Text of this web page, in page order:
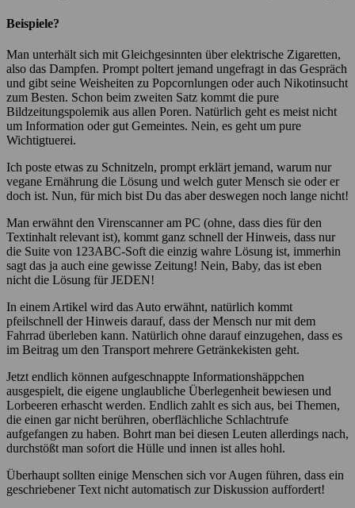
Beispiele?
Man unterhält sich mit Gleichgesinnten über elektrische Zigaretten,
also das Dampfen. Prompt poltert jemand ungefragt in das Gespräch
und gibt seine Weisheiten zu Popcornlungen oder auch Nikotinsucht
zum Besten. Schon beim zweiten Satz kommt die pure
Bildzeitungspolemik aus allen Poren. Natürlich geht es meist nicht
um Information oder gut Gemeintes. Nein, es geht um pure
Wichtigtuerei.
Ich poste etwas zu Schnitzeln, prompt erklärt jemand, warum nur
vegane Ernährung die Lösung und welch guter Mensch sie oder er
doch ist. Nun, für mich bist Du das aber deswegen noch lange nicht!
Man erwähnt den Virenscanner am PC (ohne, dass dies für den
Textinhalt relevant ist), kommt ganz schnell der Hinweis, dass nur
die Suite von 123ABC-Soft die einzig wahre Lösung ist, immerhin
sagt das ja auch eine gewisse Zeitung! Nein, Baby, das ist eben
nicht die Lösung für JEDEN!
In einem Artikel wird das Auto erwähnt, natürlich kommt
pfeilschnell der Hinweis darauf, dass der Mensch nur mit dem
Fahrrad überleben kann. Natürlich ohne darauf einzugehen, dass es
im Beitrag um den Transport mehrere Getränkekisten geht.
Jetzt endlich können aufgeschnappte Informationshäppchen
ausgespielt, die eigene unglaubliche Überlegenheit bewiesen und
Lorbeeren erhascht werden. Endlich zahlt es sich aus, bei Themen,
die einen gar nicht berühren, oberflächliche Schlachtrufe
aufgefangen zu haben. Bohrt man bei diesen Leuten allerdings nach,
durchstößt man sofort die Hülle und innen ist alles hohl.
Überhaupt sollten einige Menschen sich vor Augen führen, dass ein
geschriebener Text nicht automatisch zur Diskussion auffordert!